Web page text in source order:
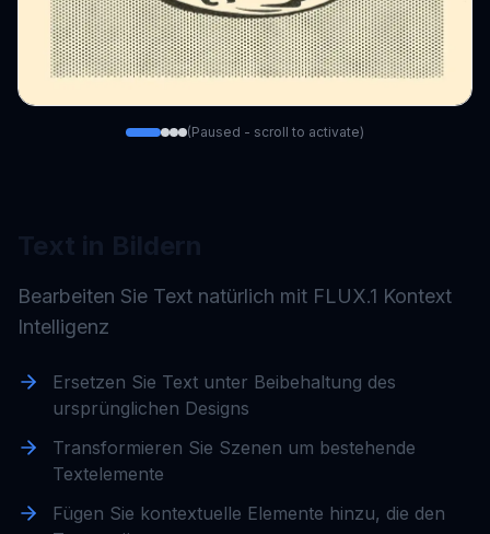
(Paused - scroll to activate)
Bearbeiten Sie Text natürlich mit FLUX.1 Kontext
Intelligenz
Ersetzen Sie Text unter Beibehaltung des
ursprünglichen Designs
Transformieren Sie Szenen um bestehende
Textelemente
Fügen Sie kontextuelle Elemente hinzu, die den